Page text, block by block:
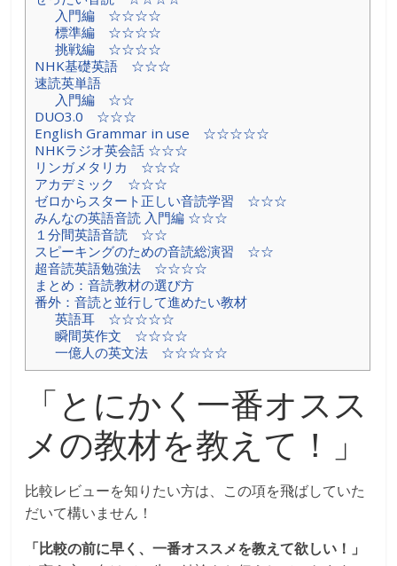
入門編 ☆☆☆☆
標準編 ☆☆☆☆
挑戦編 ☆☆☆☆
NHK基礎英語 ☆☆☆
速読英単語
入門編 ☆☆
DUO3.0 ☆☆☆
English Grammar in use ☆☆☆☆☆
NHKラジオ英会話 ☆☆☆
リンガメタリカ ☆☆☆
アカデミック ☆☆☆
ゼロからスタート正しい音読学習 ☆☆☆
みんなの英語音読 入門編 ☆☆☆
１分間英語音読 ☆☆
スピーキングのための音読総演習 ☆☆
超音読英語勉強法 ☆☆☆☆
まとめ：音読教材の選び方
番外：音読と並行して進めたい教材
英語耳 ☆☆☆☆☆
瞬間英作文 ☆☆☆☆
一億人の英文法 ☆☆☆☆☆
「とにかく一番オスス
メの教材を教えて！」
比較レビューを知りたい方は、この項を飛ばしていた
だいて構いません！
「比較の前に早く、一番オススメを教えて欲しい！」